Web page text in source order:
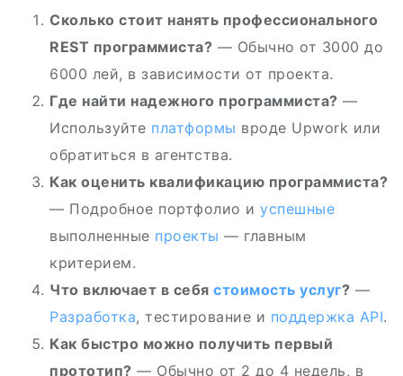
Сколько стоит нанять профессионального
REST программиста? — Обычно от 3000 до
6000 лей, в зависимости от проекта.
Где найти надежного программиста? —
Используйте платформы вроде Upwork или
обратиться в агентства.
Как оценить квалификацию программиста?
— Подробное портфолио и успешные
выполненные проекты — главным
критерием.
Что включает в себя стоимость услуг? —
Разработка, тестирование и поддержка API.
Как быстро можно получить первый
прототип? — Обычно от 2 до 4 недель, в